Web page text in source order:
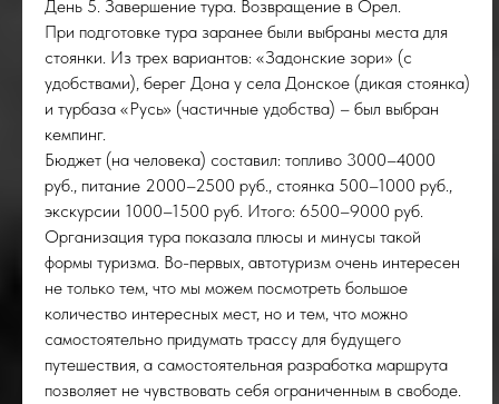
День 5. Завершение тура. Возвращение в Орел.
При подготовке тура заранее были выбраны места для
стоянки. Из трех вариантов: «Задонские зори» (с
удобствами), берег Дона у села Донское (дикая стоянка)
и турбаза «Русь» (частичные удобства) – был выбран
кемпинг.
Бюджет (на человека) составил: топливо 3000–4000
руб., питание 2000–2500 руб., стоянка 500–1000 руб.,
экскурсии 1000–1500 руб. Итого: 6500–9000 руб.
Организация тура показала плюсы и минусы такой
формы туризма. Во-первых, автотуризм очень интересен
не только тем, что мы можем посмотреть большое
количество интересных мест, но и тем, что можно
самостоятельно придумать трассу для будущего
путешествия, а самостоятельная разработка маршрута
позволяет не чувствовать себя ограниченным в свободе.